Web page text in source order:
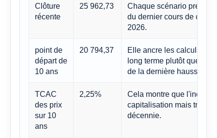
Clôture
récente
25 962,73
Chaque scénario
du dernier cours de
2026.
point de
départ de
10 ans
20 794,37
Elle ancre les calculs
long terme plutôt que de
de la dernière hausse.
TCAC
des prix
sur 10
ans
2,25%
Cela montre que l'indice
capitalisation mais très
décennie.